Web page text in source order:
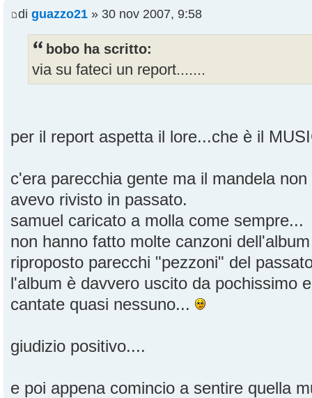
di guazzo21 » 30 nov 2007, 9:58
bobo ha scritto:
via su fateci un report.......
per il report aspetta il lore...che è il
c'era parecchia gente ma il mandela
avevo rivisto in passato.
samuel caricato a molla come sempre...
non hanno fatto molte canzoni
riproposto parecchi "pezzoni" del
l'album è davvero uscito da pochissimo
cantate quasi nessuno...
giudizio positivo....
e poi appena comincio a sentire quella